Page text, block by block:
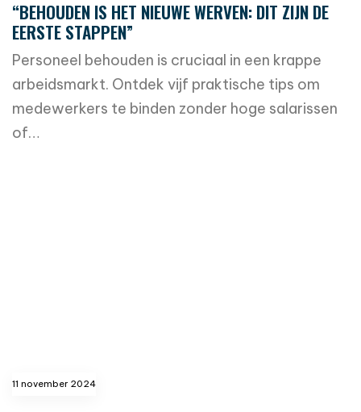
“BEHOUDEN IS HET NIEUWE WERVEN: DIT ZIJN DE
EERSTE STAPPEN”
Personeel behouden is cruciaal in een krappe
arbeidsmarkt. Ontdek vijf praktische tips om
medewerkers te binden zonder hoge salarissen
of…
11 november 2024